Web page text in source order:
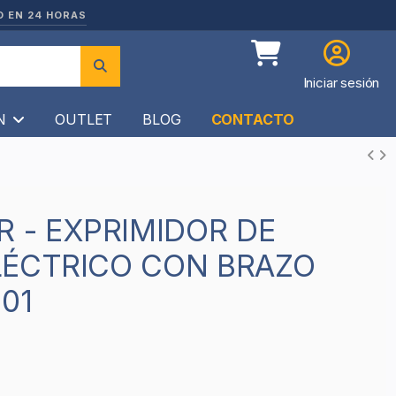
EN 24 HORAS
Iniciar sesión
OUTLET BLOG CONTACTO
CON BRAZO